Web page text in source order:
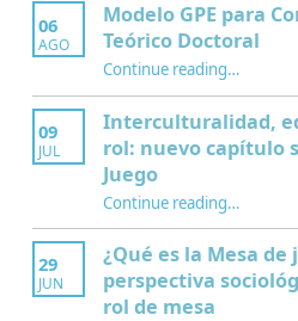
06
AGO
Modelo GPE para
Teórico Doctoral
Continue reading“Modelo GPE para Construir un Marco Teórico Doctoral”
…
09
JUL
Interculturalidad,
rol: nuevo capítulo
Juego
Continue reading“Interculturalidad, educación y juegos de rol: nuevo capítulo sobre el Mentor del Juego”
…
29
JUN
¿Qué es la Mesa de
perspectiva
rol de mesa